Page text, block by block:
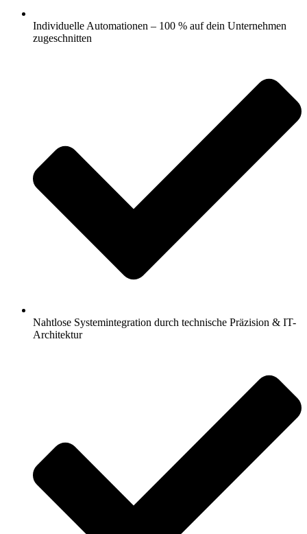
Individuelle Automationen – 100 % auf dein Unternehmen
zugeschnitten
Nahtlose Systemintegration durch technische Präzision & IT-
Architektur